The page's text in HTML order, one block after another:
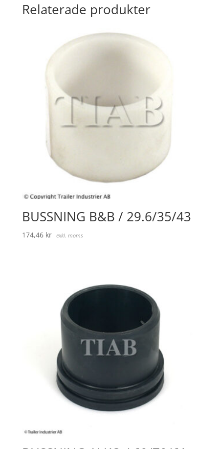
Relaterade produkter
BUSSNING B&B / 29.6/35/43
174,46 kr exkl. moms